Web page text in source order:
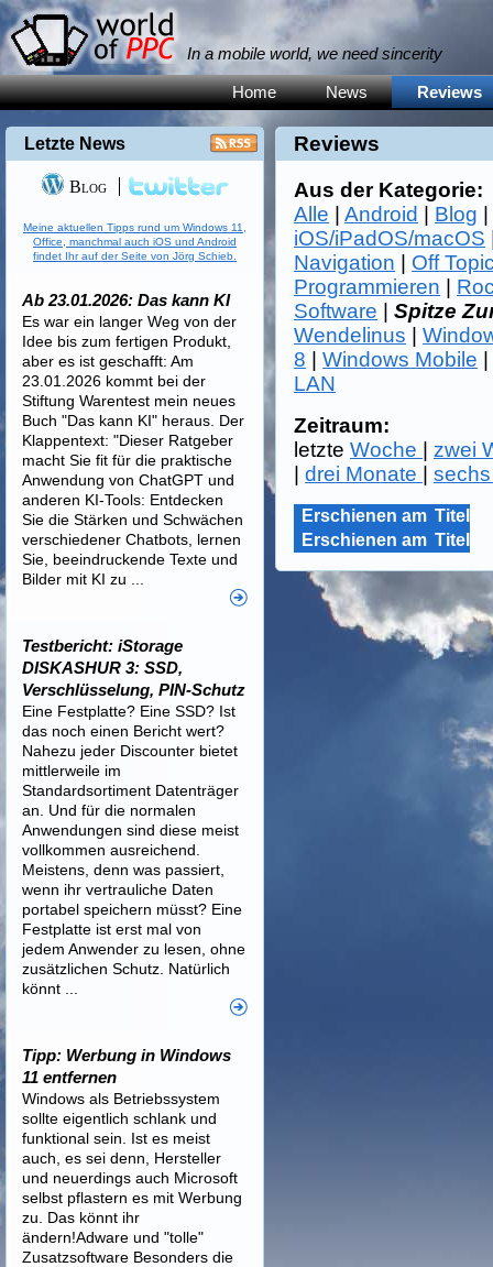
In a mobile world, we need sincerity
Home News Reviews
Reviews
Aus der Kategorie:
Alle |Android Blog
iOS/iPadOS/macOS
Navigation
Off
Programmieren
Software |Spitze
Wendelinus |
8 |Windows Mobile
LAN
Zeitraum:
letzteWoche
zwei
|drei Monate |
Erschienen am Titel
Erschienen am Titel
Letzte News
Blog
Meine aktuellen Tipps rund um Windows 11,
Office, manchmal auch iOS und Android
findet Ihr auf der Seite von Jörg Schieb.
Ab 23.01.2026: Das kann KI
Es war ein langer Weg von der
Idee bis zum fertigen Produkt,
aber es ist geschafft: Am
23.01.2026 kommt bei der
Stiftung Warentest mein neues
Buch "Das kann KI" heraus. Der
Klappentext: "Dieser Ratgeber
macht Sie fit für die praktische
Anwendung von ChatGPT und
anderen KI-Tools: Entdecken
Sie die Stärken und Schwächen
verschiedener Chatbots, lernen
Sie, beeindruckende Texte und
Bilder mit KI zu ...
Testbericht: iStorage
DISKASHUR 3: SSD,
Verschlüsselung, PIN-Schutz
Eine Festplatte? Eine SSD? Ist
das noch einen Bericht wert?
Nahezu jeder Discounter bietet
mittlerweile im
Standardsortiment Datenträger
an. Und für die normalen
Anwendungen sind diese meist
vollkommen ausreichend.
Meistens, denn was passiert,
wenn ihr vertrauliche Daten
portabel speichern müsst? Eine
Festplatte ist erst mal von
jedem Anwender zu lesen, ohne
zusätzlichen Schutz. Natürlich
könnt ...
Tipp: Werbung in Windows
11 entfernen
Windows als Betriebssystem
sollte eigentlich schlank und
funktional sein. Ist es meist
auch, es sei denn, Hersteller
und neuerdings auch Microsoft
selbst pflastern es mit Werbung
zu. Das könnt ihr
ändern!Adware und "tolle"
Zusatzsoftware Besonders die